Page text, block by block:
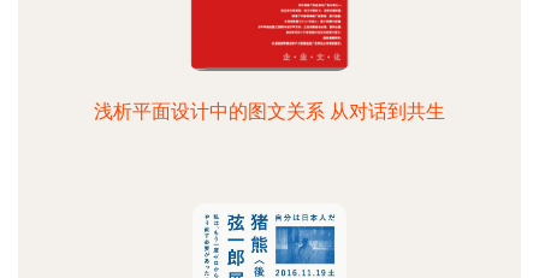
浅析平面设计中的图文关系 从对话到共生